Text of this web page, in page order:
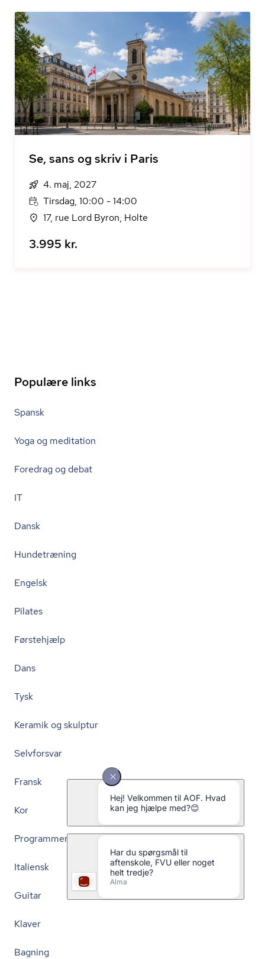
Se, sans og skriv i Paris
4. maj, 2027
Tirsdag, 10:00 - 14:00
17, rue Lord Byron, Holte
3.995 kr.
Populære links
Spansk
Yoga og meditation
Foredrag og debat
IT
Dansk
Hundetræning
Engelsk
Pilates
Førstehjælp
Dans
Tysk
Keramik og skulptur
Selvforsvar
Fransk
Kor
Programmering
Italiensk
Guitar
Klaver
Bagning